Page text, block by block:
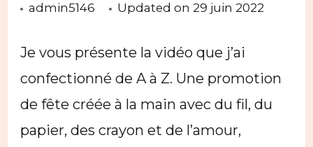
admin5146 Updated on 29 juin 2022
Je vous présente la vidéo que j’ai
confectionné de A à Z. Une promotion
de fête créée à la main avec du fil, du
papier, des crayon et de l’amour,